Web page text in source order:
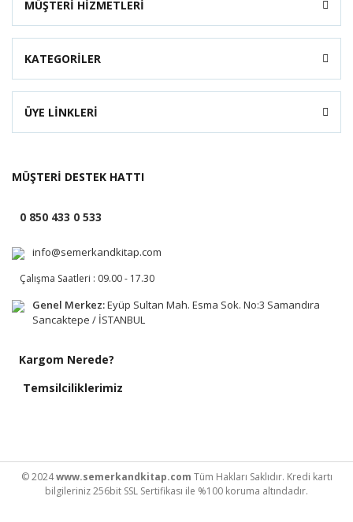
MÜŞTERİ HİZMETLERİ
KATEGORİLER
ÜYE LİNKLERİ
MÜŞTERİ DESTEK HATTI
0 850 433 0 533
info@semerkandkitap.com
Çalışma Saatleri : 09.00 - 17.30
Genel Merkez:Eyüp Sultan Mah. Esma Sok. No:3 Samandıra
Sancaktepe / İSTANBUL
Kargom Nerede?
Temsilciliklerimiz
© 2024www.semerkandkitap.com Tüm Hakları Saklıdır. Kredi kartı
bilgileriniz 256bit SSL Sertifikası ile %100 koruma altındadır.